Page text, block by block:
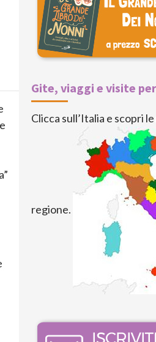
Gite, viaggi e visite
Clicca sull’Italia e scopri
regione.